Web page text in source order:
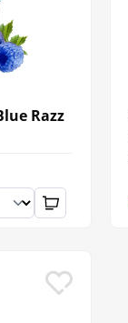
Razz